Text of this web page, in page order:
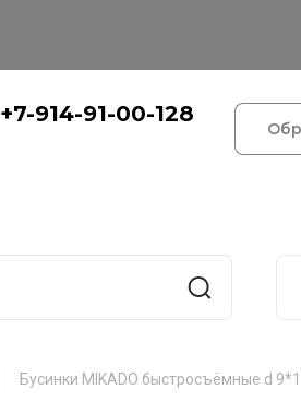
+7-914-91-00-128
Бусинки MIKADO быстросъёмные d